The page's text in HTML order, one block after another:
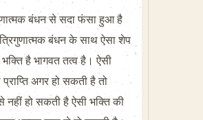
बंधन से सदा फंसा हुआ है
बंधन के साथ ऐसा शेप
भक्ति है भागवत तत्व है। ऐसी
अगर हो सकती है तो
नहीं हो सकती है ऐसी भक्ति की